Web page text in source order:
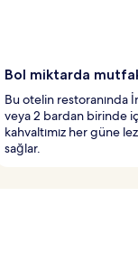
Bol miktarda
Bu otelin restoranında
veya 2 bardan birinde
kahvaltımız her güne
sağlar.